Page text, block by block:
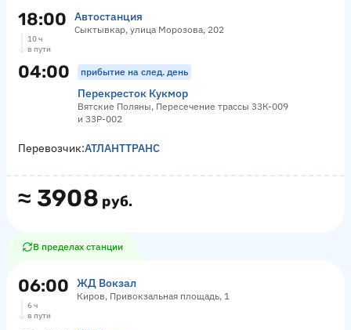
18:00 Автостанция
Сыктывкар, улица Морозова, 202
10 ч
в пути
04:00 прибытие на след. день
Перекресток Кукмор
Вятские Поляны, Пересечение трассы 33К-009
и 33Р-002
≈ 3908 руб.
Перевозчик:АТЛАНТТРАНС
В пределах станции
06:00 ЖД Вокзал
Киров, Привокзальная площадь, 1
6 ч
в пути